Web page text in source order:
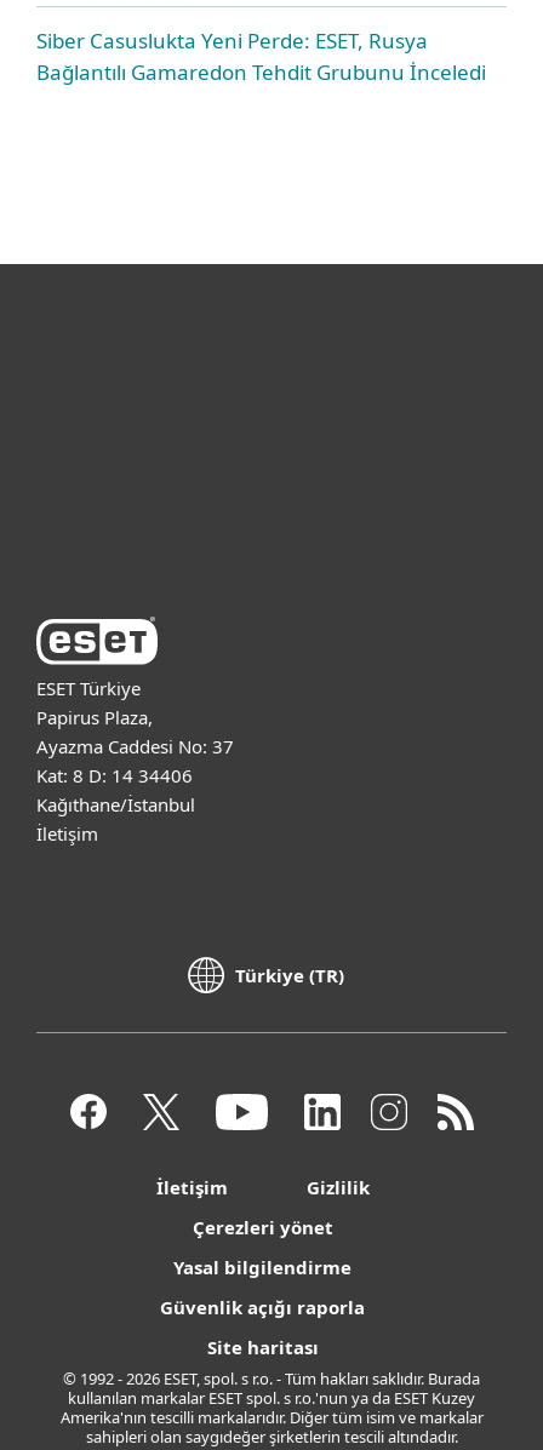
Siber Casuslukta Yeni Perde: ESET, Rusya
Bağlantılı Gamaredon Tehdit Grubunu İnceledi
ESET Türkiye
Papirus Plaza,
Ayazma Caddesi No: 37
Kat: 8 D: 14 34406
Kağıthane/İstanbul
İletişim
Türkiye (TR)
İletişim
Gizlilik
Çerezleri yönet
Yasal bilgilendirme
Güvenlik açığı raporla
Site haritası
© 1992 - 2026 ESET, spol. s r.o. - Tüm hakları saklıdır. Burada
kullanılan markalar ESET spol. s r.o.'nun ya da ESET Kuzey
Amerika'nın tescilli markalarıdır. Diğer tüm isim ve markalar
sahipleri olan saygıdeğer şirketlerin tescili altındadır.